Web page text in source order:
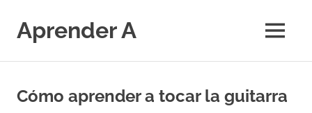
contenido
Aprender A
divertido
MENÚ
Cómo aprender a tocar la guitarra